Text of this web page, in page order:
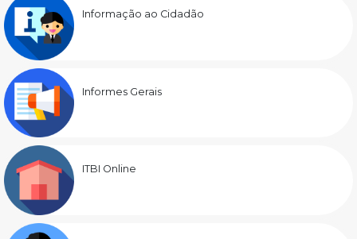
Informação ao Cidadão
Informes Gerais
ITBI Online